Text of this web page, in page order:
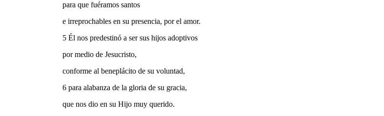
para que fuéramos santos
e irreprochables en su presencia, por el amor.
5 Él nos predestinó a ser sus hijos adoptivos
por medio de Jesucristo,
conforme al beneplácito de su voluntad,
6 para alabanza de la gloria de su gracia,
que nos dio en su Hijo muy querido.